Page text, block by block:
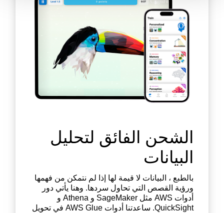
الشحن الفائق لتحليل
البيانات
بالطبع ، البيانات لا قيمة لها إذا لم نتمكن من فهمها
ورؤية القصص التي تحاول سردها. وهنا يأتي دور
أدوات AWS مثل SageMaker و Athena و
QuickSight. ساعدتنا أدوات AWS Glue في تحويل